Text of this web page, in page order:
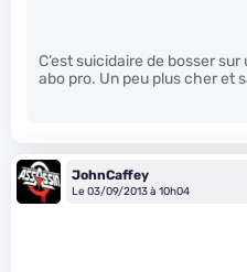
C’est suicidaire de bosser
abo pro. Un peu plus cher et
JohnCaffey
Le 03/09/2013 à 10h04